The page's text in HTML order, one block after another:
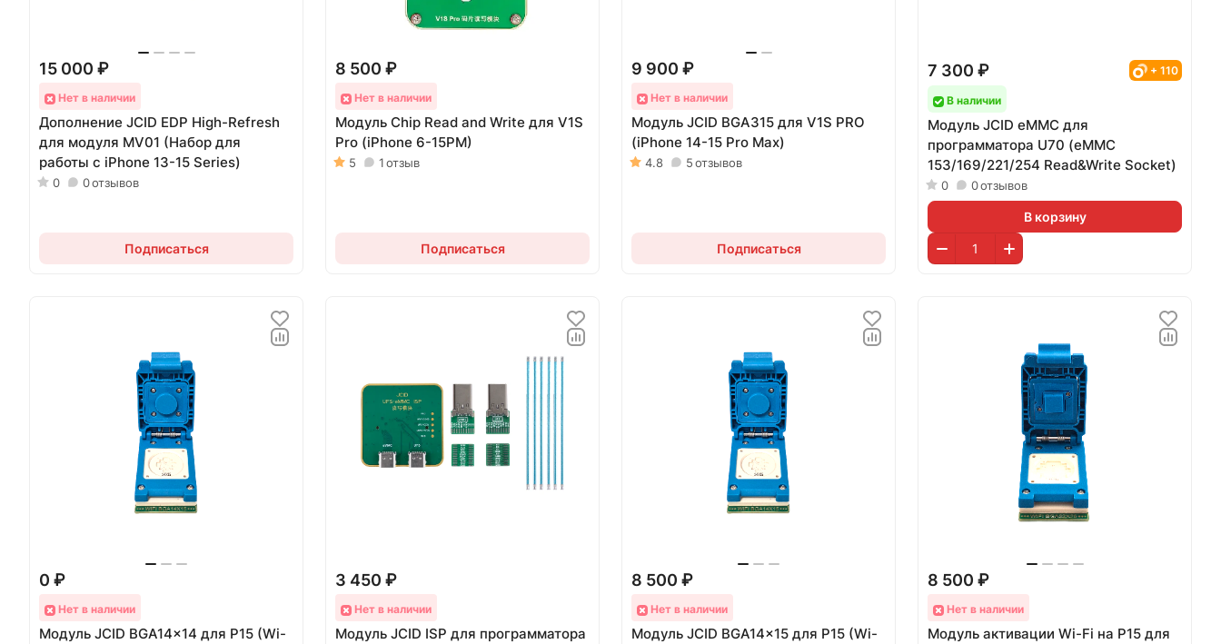
15 000 ₽
Нет в наличии
Дополнение JCID EDP High-Refresh
для модуля MV01 (Набор для
работы c iPhone 13-15 Series)
0 0отзывов
Подписаться
8 500 ₽
Нет в наличии
Модуль Chip Read and Write для V1S
Pro (iPhone 6-15PM)
5 1отзыв
Подписаться
9 900 ₽
Нет в наличии
Модуль JCID BGA315 для V1S PRO
(iPhone 14-15 Pro Max)
4.8 5отзывов
Подписаться
7 300 ₽ + 110
В наличии
Модуль JCID eMMC для
программатора U70 (eMMC
153/169/221/254 Read&Write Socket)
0 0отзывов
В корзину
0 ₽
Нет в наличии
Модуль JCID BGA14x14 для P15 (Wi-
3 450 ₽
Нет в наличии
Модуль JCID ISP для программатора
8 500 ₽
Нет в наличии
Модуль JCID BGA14x15 для P15 (Wi-
8 500 ₽
Нет в наличии
Модуль активации Wi-Fi на P15 для